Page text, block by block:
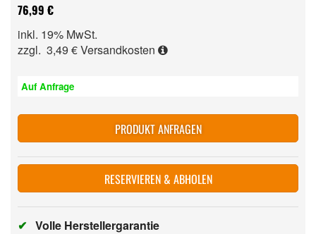
76,99 €
inkl. 19% MwSt.
zzgl. 3,49 €Versandkosten
Auf Anfrage
PRODUKT ANFRAGEN
RESERVIEREN & ABHOLEN
✔ Volle Herstellergarantie